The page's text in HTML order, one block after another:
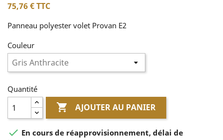
75,76 €TTC
Panneau polyester volet Provan E2
Couleur
Quantité
 AJOUTER AU PANIER
 En cours de réapprovisionnement, délai de